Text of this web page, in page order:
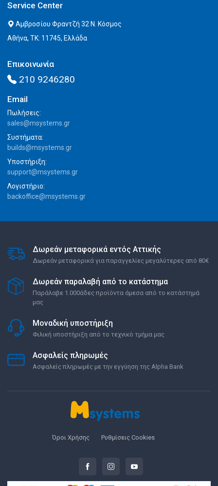
Service Center
Αμβροσίου Φραντζή 32 Ν. Κόσμος
Αθήνα, ΤΚ: 11745, Ελλάδα
Επικοινωνία
210 9246280
Email
Πωλήσεις:
sales@msystems.gr
Συστήματα:
builds@msystems.gr
Υποστήριξη:
support@msystems.gr
Λογιστήριο:
backoffice@msystems.gr
Δωρεάν μεταφορικά εντός Αττικής
Δωρεάν μεταφορικά για παραγγελίες μεγαλύτερες από 80€
Δωρεάν παραλαβή από το κατάστημα
Παράλαβε 1.000άδες προϊόντα άμεσα από το κατάστημά
μας
Μοναδική υποστήριξη
Φιλική υποστήριξη από το τεχνικό τμήμα μας
Ασφαλείς πληρωμές
Ασφαλείς πληρωμές με την εγγύηση της Alpha Bank
Όροι Χρήσης Ρυθμίσεις Cookies